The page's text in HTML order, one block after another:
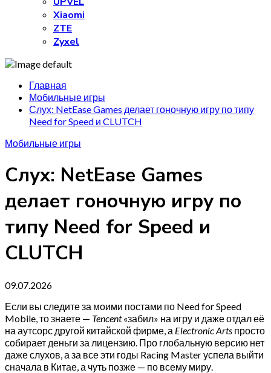
Xiaomi
ZTE
Zyxel
Главная
Мобильные игры
Слух: NetEase Games делает гоночную игру по типу
Need for Speed и CLUTCH
Мобильные игры
Слух: NetEase Games
делает гоночную игру по
типу Need for Speed и
CLUTCH
09.07.2026
Если вы следите за моими постами по Need for Speed
Mobile, то знаете — Tencent«забил» на игру и даже отдал её
на аутсорс другой китайской фирме, а Electronic Arts просто
собирает деньги за лицензию. Про глобальную версию нет
даже слухов, а за все эти годы Racing Master успела выйти
сначала в Китае, а чуть позже — по всему миру.